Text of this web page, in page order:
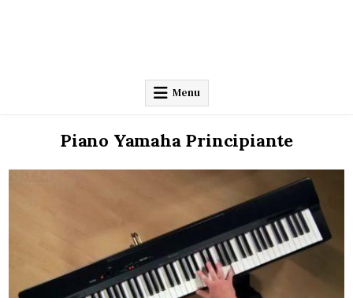
Menu
Piano Yamaha Principiante